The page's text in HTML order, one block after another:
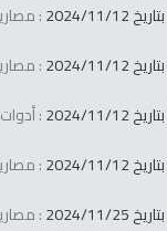
:
:
:
:
: